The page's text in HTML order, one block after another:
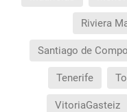
Riviera
Santiago de
Tenerife
VitoriaGasteiz